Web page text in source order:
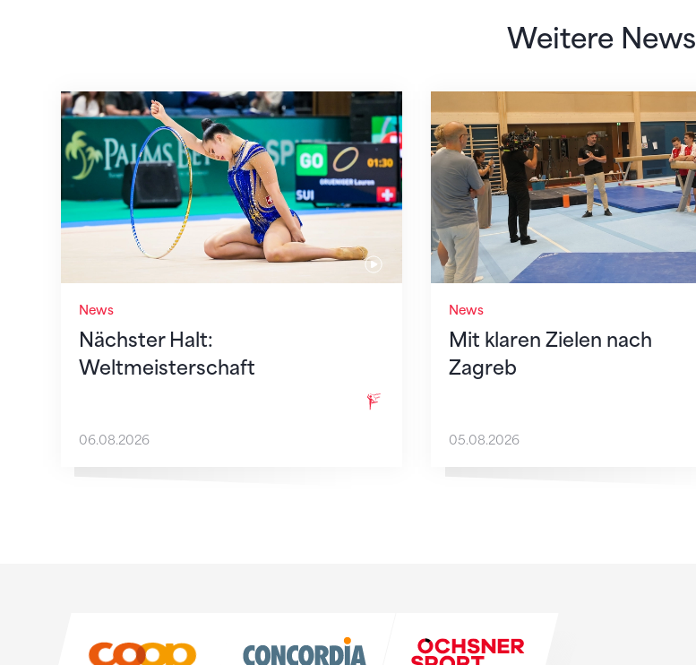
Weitere News
News
Nächster Halt:
Weltmeisterschaft
Nächster Halt: Weltmeisterschaft
06.08.2026
News
Mit klaren Zielen nach
Zagreb
Mit klaren Zielen nach Zagreb
05.08.2026